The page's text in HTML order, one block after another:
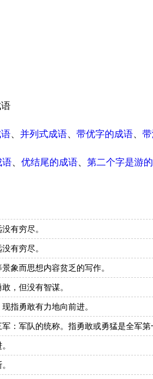
并列式成语 带优字的成语
语 优结尾的成语 第二个字是游
有穷尽。
有穷尽。
象而思想内容贫乏的写作。
，但没有智谋。
指勇敢有力地向前进。
：军队的统称。指勇敢或勇猛是全军第